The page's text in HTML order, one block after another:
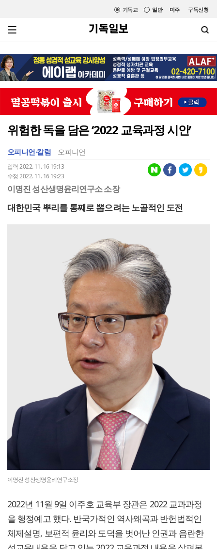
미주 구독신청
일반
기독교
위험한 독을 담은 ‘2022 교육과정 시안’
오피니언·칼럼 오피니언
입력 2022. 11. 16 19:13
수정 2022. 11. 16 19:23
이명진 성산생명윤리연구소 소장
대한민국 뿌리를 통째로 뽑으려는 노골적인 도전
이명진 성산생명윤리연구소장
2022년 11월 9일 이주호 교육부 장관은 2022 교과과정
을 행정예고 했다. 반국가적인 역사왜곡과 반헌법적인
체제설명, 보편적 윤리와 도덕을 벗어난 인권과 음란한